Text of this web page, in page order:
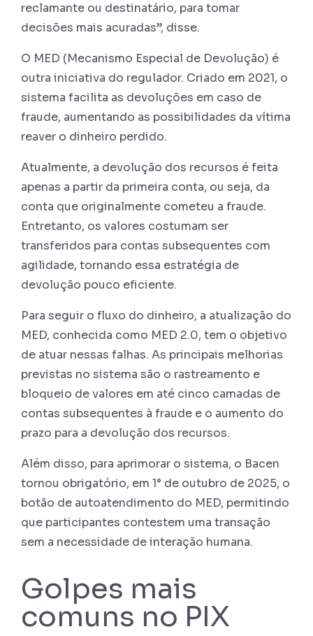
reclamante ou destinatário, para tomar
decisões mais acuradas”, disse.
O MED (Mecanismo Especial de Devolução) é
outra iniciativa do regulador. Criado em 2021, o
sistema facilita as devoluções em caso de
fraude, aumentando as possibilidades da vítima
reaver o dinheiro perdido.
Atualmente, a devolução dos recursos é feita
apenas a partir da primeira conta, ou seja, da
conta que originalmente cometeu a fraude.
Entretanto, os valores costumam ser
transferidos para contas subsequentes com
agilidade, tornando essa estratégia de
devolução pouco eficiente.
Para seguir o fluxo do dinheiro, a atualização do
MED, conhecida como MED 2.0, tem o objetivo
de atuar nessas falhas. As principais melhorias
previstas no sistema são o rastreamento e
bloqueio de valores em até cinco camadas de
contas subsequentes à fraude e o aumento do
prazo para a devolução dos recursos.
Além disso, para aprimorar o sistema, o Bacen
tornou obrigatório, em 1° de outubro de 2025, o
botão de autoatendimento do MED, permitindo
que participantes contestem uma transação
sem a necessidade de interação humana.
Golpes mais
comuns no PIX